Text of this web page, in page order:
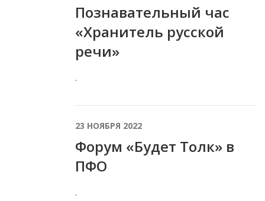
Познавательный час
«Хранитель русской
речи»
.
23 НОЯБРЯ 2022
Форум «Будет Толк» в
ПФО
.